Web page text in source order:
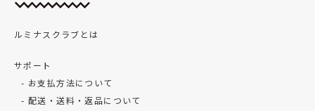
ルミナスクラブとは
サポート
お支払方法について
配送・送料・返品について